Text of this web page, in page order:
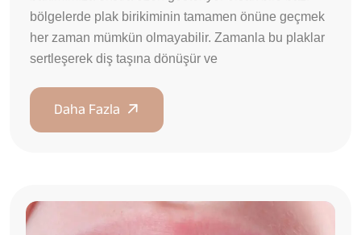
bölgelerde plak birikiminin tamamen önüne geçmek
her zaman mümkün olmayabilir. Zamanla bu plaklar
sertleşerek diş taşına dönüşür ve